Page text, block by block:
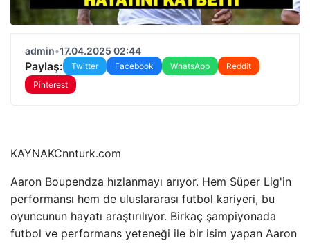
admin•17.04.2025 02:44
Paylaş: Twitter Facebook WhatsApp
Reddit
Pinterest
KAYNAKCnnturk.com
Aaron Boupendza hızlanmayı arıyor. Hem Süper Lig'in
performansı hem de uluslararası futbol kariyeri, bu
oyuncunun hayatı araştırılıyor. Birkaç şampiyonada
futbol ve performans yeteneği ile bir isim yapan Aaron